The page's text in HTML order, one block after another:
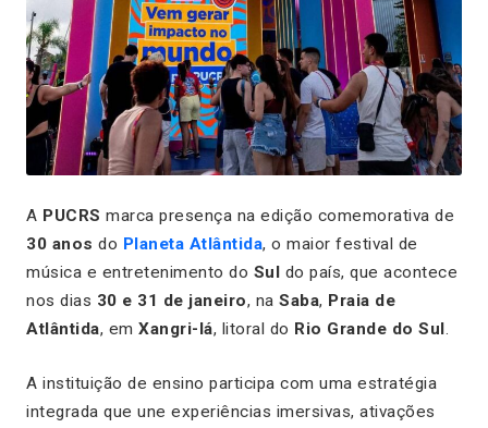
A PUCRS marca presença na edição comemorativa de
30 anos do Planeta Atlântida, o maior festival de
música e entretenimento do Sul do país, que acontece
nos dias 30 e 31 de janeiro, na Saba, Praia de
Atlântida, em Xangri-lá, litoral do Rio Grande do Sul.
A instituição de ensino participa com uma estratégia
integrada que une experiências imersivas, ativações